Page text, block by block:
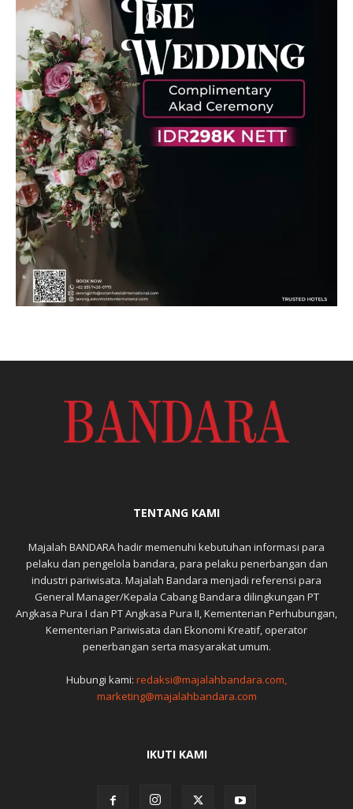
TENTANG KAMI
Majalah BANDARA hadir memenuhi kebutuhan informasi para
pelaku dan pengelola bandara, para pelaku penerbangan dan
industri pariwisata. Majalah Bandara menjadi referensi para
General Manager/Kepala Cabang Bandara dilingkungan PT
Angkasa Pura I dan PT Angkasa Pura II, Kementerian Perhubungan,
Kementerian Pariwisata dan Ekonomi Kreatif, operator
penerbangan serta masyarakat umum.
Hubungi kami: redaksi@majalahbandara.com,
marketing@majalahbandara.com
IKUTI KAMI